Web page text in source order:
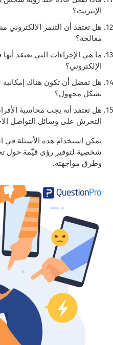
الإنترنت؟
هل تعتقد أن التنمر
معالجة؟
ما هي الإجراءات التي تعتقد
الإلكتروني؟
هل تفضل أن تكون هناك إمكانية
بشكل مجهول؟
هل تعتقد أنه يجب محاسبة
التحرش على وسائل التواصل
يمكن استخدام هذه الأسئلة في
شخصية لتوفير رؤى قيّمة حول
وطرق مواجهته.